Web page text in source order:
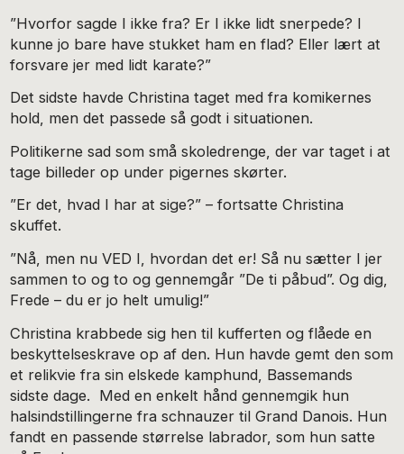
”Hvorfor sagde I ikke fra? Er I ikke lidt snerpede? I
kunne jo bare have stukket ham en flad? Eller lært at
forsvare jer med lidt karate?”
Det sidste havde Christina taget med fra komikernes
hold, men det passede så godt i situationen.
Politikerne sad som små skoledrenge, der var taget i at
tage billeder op under pigernes skørter.
”Er det, hvad I har at sige?” – fortsatte Christina
skuffet.
”Nå, men nu VED I, hvordan det er! Så nu sætter I jer
sammen to og to og gennemgår ”De ti påbud”. Og dig,
Frede – du er jo helt umulig!”
Christina krabbede sig hen til kufferten og flåede en
beskyttelseskrave op af den. Hun havde gemt den som
et relikvie fra sin elskede kamphund, Bassemands
sidste dage. Med en enkelt hånd gennemgik hun
halsindstillingerne fra schnauzer til Grand Danois. Hun
fandt en passende størrelse labrador, som hun satte